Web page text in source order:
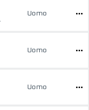
Uomo
Uomo
Uomo